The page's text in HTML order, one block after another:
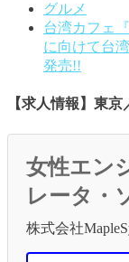
グルメ
台湾カフェ
に向けて台
発売!!
【求人情報】東京
女性エン
レータ・
株式会社